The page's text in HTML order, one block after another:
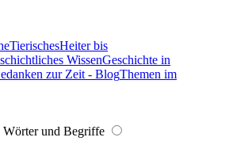
TierischesHeiter bis
WissenGeschichte in
zur Zeit - BlogThemen im
und Begriffe